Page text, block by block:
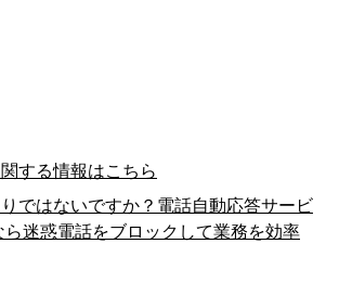
する情報はこちら
ではないですか？電話自動応答サービ
ら迷惑電話をブロックして業務を効率